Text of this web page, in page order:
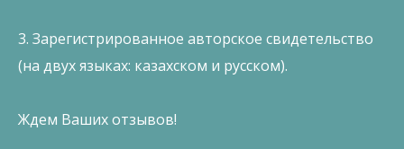
3. Зарегистрированное авторское свидетельство
(на двух языках: казахском и русском).
Ждем Ваших отзывов!